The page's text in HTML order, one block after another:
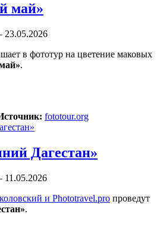
май»
23.05.2026
в фототур на цветение маковых
.
fototour.org
Дагестан»
11.05.2026
и Phototravel.pro проведут
.